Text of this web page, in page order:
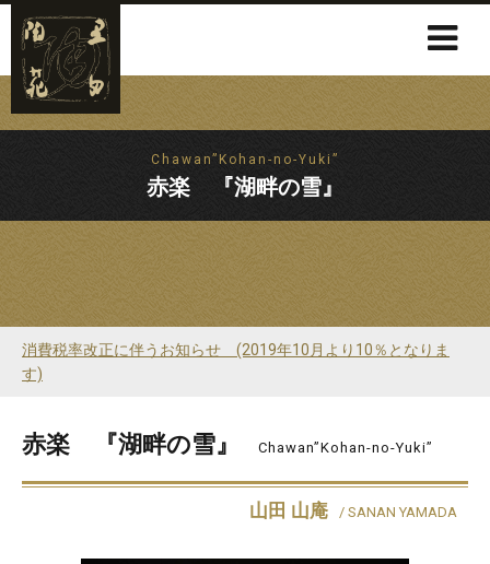
Chawan”Kohan-no-Yuki”
赤楽 『湖畔の雪』
消費税率改正に伴うお知らせ (2019年10月より10％となりま
す)
赤楽 『湖畔の雪』 Chawan”Kohan-no-Yuki”
山田 山庵 / SANAN YAMADA